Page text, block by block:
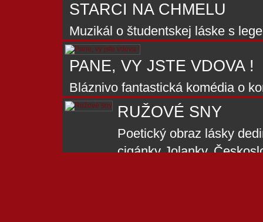
Hrajú: Petra Černocká, Jan
Michal Hejný, Jaromír Spal,
STARCI NA CHMELU
Muzikál o študentskej láske s
pesničkami,Československo
Pavlová, Miloš Zavadil, Irena
Havelková, Vladimír Klos,
Laufer....
PANE, VY JSTE VDOVA !
Bláznivo fantastická komédia o
niekoľkonásobnej transplantácii
František Filipovský, Čestmír
RUŽOVÉ SNY
Poetický obraz lásky
cigánky Jolanky,